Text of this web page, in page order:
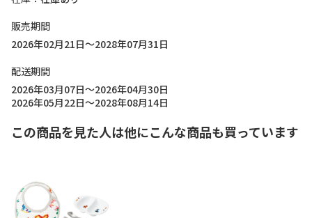
販売期間
2026年02月21日～2028年07月31日
配送期間
2026年03月07日～2026年04月30日
2026年05月22日～2028年08月14日
この商品を見た人は他にこんな商品も買っています